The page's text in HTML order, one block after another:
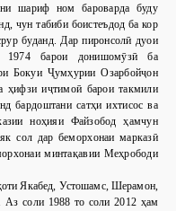
шариф ном бароварда буду
чун табиби боистеъдод ба кор
буданд. Дар пиронсолӣ дуои
1974 барои донишомӯзӣ ба
Бокуи Ҷумҳурии Озарбойҷон
ҳифзи иҷтимоӣ барои такмили
бардоштани сатҳи ихтисос ва
ноҳияи Файзобод ҳамчун
сол дар беморхонаи марказӣ
минтақавии Меҳрободи
Якабед, Устошамс, Шерамон,
Аз соли 1988 то соли 2012 ҳам